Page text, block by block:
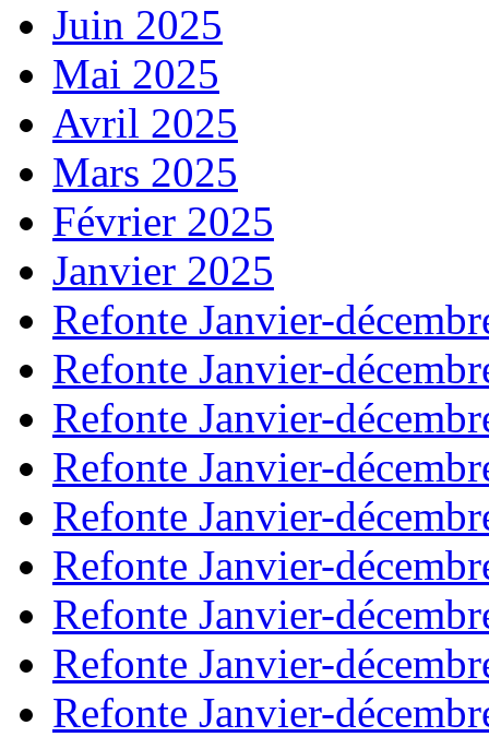
Juin 2025
Mai 2025
Avril 2025
Mars 2025
Février 2025
Janvier 2025
Refonte Janvier-
Refonte Janvier-
Refonte Janvier-
Refonte Janvier-
Refonte Janvier-
Refonte Janvier-
Refonte Janvier-
Refonte Janvier-
Refonte Janvier-